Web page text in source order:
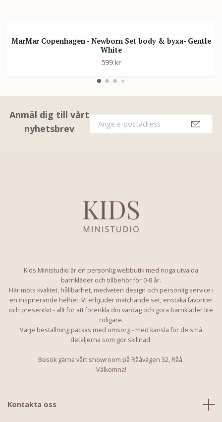
MarMar Copenhagen - Newborn Set body & byxa- Gentle
White
599 kr
Anmäl dig till vårt
nyhetsbrev
Kids Ministudio är en personlig webbutik med noga utvalda
barnkläder och tillbehör för 0-8 år.
Här möts kvalitet, hållbarhet, medveten design och personlig service i
en inspirerande helhet. Vi erbjuder matchande set, enstaka favoriter
och presentkit - allt för att förenkla din vardag och göra barnkläder lite
roligare.
Varje beställning packas med omsorg - med känsla för de små
detaljerna som gör skillnad.
Besök gärna vårt showroom på Rååvägen 32, Råå.
Välkomna!
Kontakta oss